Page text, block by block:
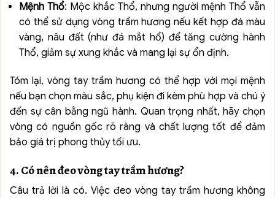
Mệnh Thổ: Mộc khắc Thổ, nhưng người mệnh Thổ vẫn
có thể sử dụng vòng trầm hương nếu kết hợp đá màu
vàng, nâu đất (như đá mắt hổ) để tăng cường hành
Thổ, giảm sự xung khắc và mang lại sự ổn định.
Tóm lại, vòng tay trầm hương có thể hợp với mọi mệnh
nếu bạn chọn màu sắc, phụ kiện đi kèm phù hợp và chú ý
đến sự cân bằng ngũ hành. Quan trọng nhất, hãy chọn
vòng có nguồn gốc rõ ràng và chất lượng tốt để đảm
bảo giá trị phong thủy tối ưu.
4. Có nên đeo vòng tay trầm hương?
Câu trả lời là có. Việc đeo vòng tay trầm hương không